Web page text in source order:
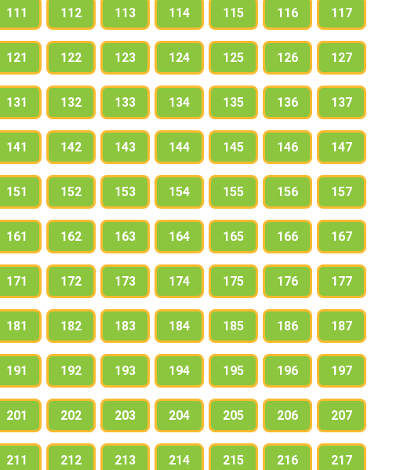
111 112 113 114 115 116 117
121 122 123 124 125 126 127
131 132 133 134 135 136 137
141 142 143 144 145 146 147
151 152 153 154 155 156 157
161 162 163 164 165 166 167
171 172 173 174 175 176 177
181 182 183 184 185 186 187
191 192 193 194 195 196 197
201 202 203 204 205 206 207
211 212 213 214 215 216 217